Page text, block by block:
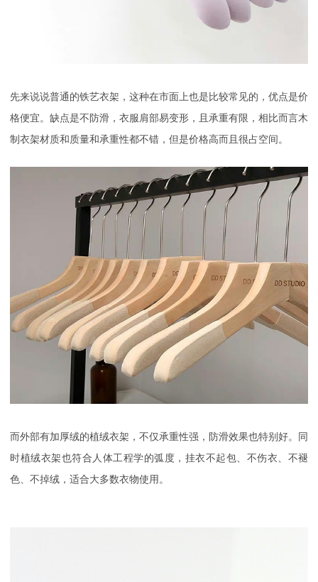
先来说说普通的铁艺衣架，这种在市面上也是比较常见的，优点是价
格便宜。缺点是不防滑，衣服肩部易变形，且承重有限，相比而言木
制衣架材质和质量和承重性都不错，但是价格高而且很占空间。
而外部有加厚绒的植绒衣架，不仅承重性强，防滑效果也特别好。同
时植绒衣架也符合人体工程学的弧度，挂衣不起包、不伤衣、不褪
色、不掉绒，适合大多数衣物使用。